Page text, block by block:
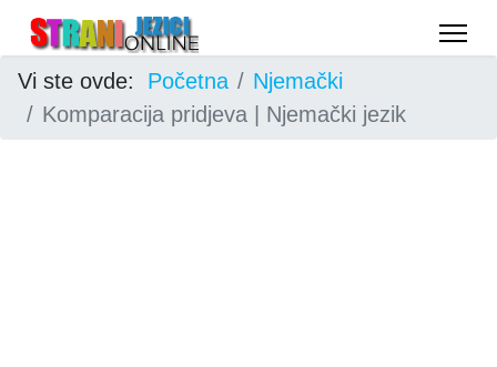
Vi ste ovde: Početna
Njemački
Komparacija pridjeva | Njemački jezik